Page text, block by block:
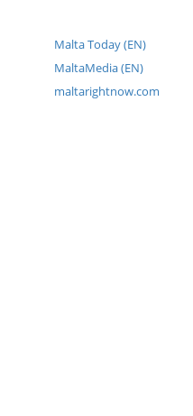
Malta Today (EN)
MaltaMedia (EN)
maltarightnow.com